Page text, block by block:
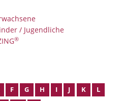
/ Jugendliche
®
F G H I J K
L